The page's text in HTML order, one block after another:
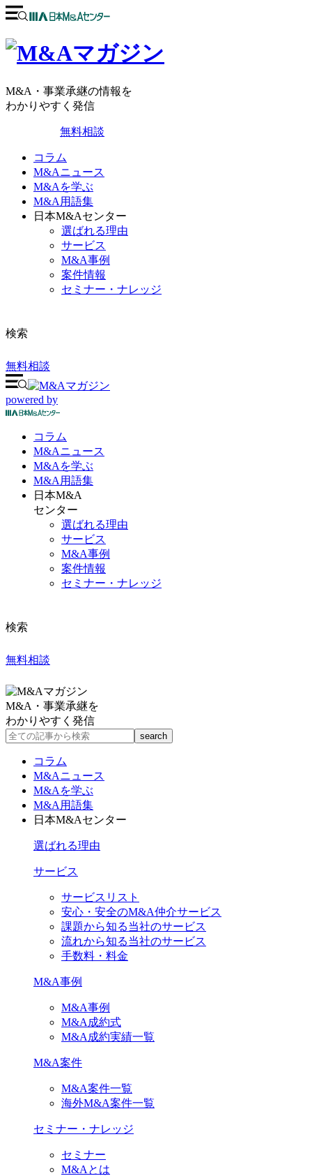
M&A・事業承継の情報を
わかりやすく発信
無料相談
コラム
M&Aニュース
M&Aを学ぶ
M&A用語集
日本M&Aセンター
選ばれる理由
サービス
M&A事例
案件情報
セミナー・ナレッジ
検索
無料相談
powered by
コラム
M&Aニュース
M&Aを学ぶ
M&A 用語集
日本M&A
センター
選ばれる理由
サービス
M&A事例
案件情報
セミナー・ナレッジ
検索
無料相談
M&A・事業承継を
わかりやすく発信
コラム
M&Aニュース
M&Aを学ぶ
M&A用語集
日本M&Aセンター
選ばれる理由
サービス
サービスリスト
安心・安全のM&A仲介サービス
課題から知る当社のサービス
流れから知る当社のサービス
手数料・料金
M&A事例
M&A事例
M&A成約式
M&A成約実績一覧
M&A案件
M&A案件一覧
海外M&A案件一覧
セミナー・ナレッジ
セミナー
M&Aとは